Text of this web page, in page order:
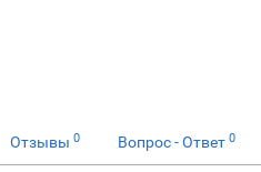
Отзывы 0 Вопрос - Ответ 0